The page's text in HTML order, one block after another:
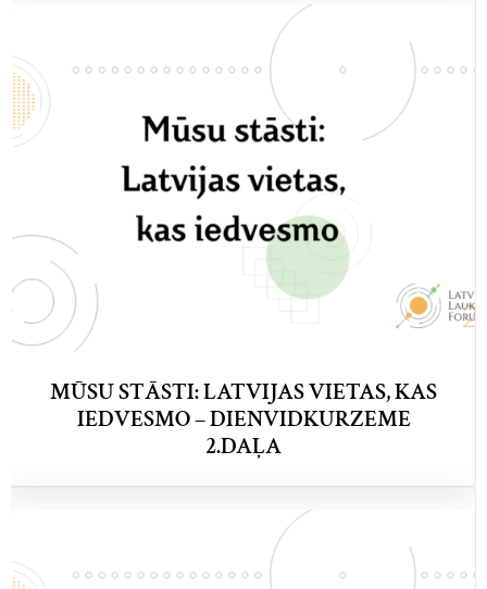
MŪSU STĀSTI: LATVIJAS VIETAS, KAS
IEDVESMO – DIENVIDKURZEME
2.DAĻA